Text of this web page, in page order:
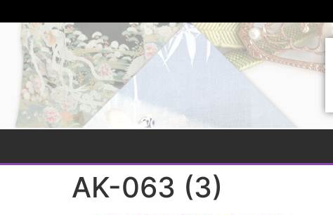
AK-063 (3)